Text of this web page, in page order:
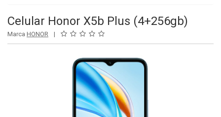
Celular Honor X5b Plus (4+256gb)
Marca HONOR